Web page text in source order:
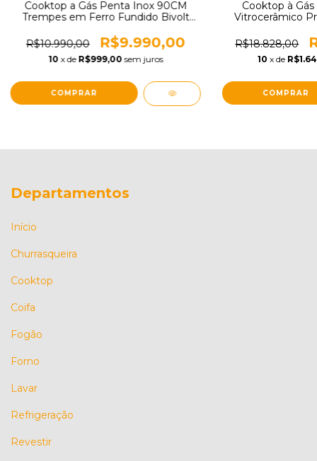
Cooktop a Gás Penta Inox 90CM
Trempes em Ferro Fundido Bivolt
R$10.990,00
R$9.990,00
10 x de R$999,00 sem juros
Cooktop à
Vitrocerâmico
R$18.828,00
10 x de
Departamentos
Início
Churrasqueira
Cooktop
Coifa
Fogão
Forno
Lavar
Refrigeração
Revestir